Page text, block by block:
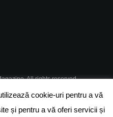
All rights reserved.
cookie-uri pentru a vă
și pentru a vă oferi servicii și